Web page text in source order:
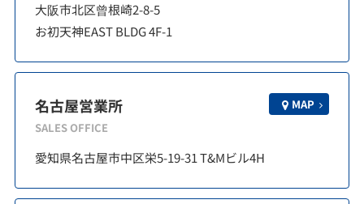
大阪市北区曾根崎2-8-5
お初天神EAST BLDG 4F-1
名古屋営業所
SALES OFFICE
MAP
愛知県名古屋市中区栄5-19-31 T&Mビル4H